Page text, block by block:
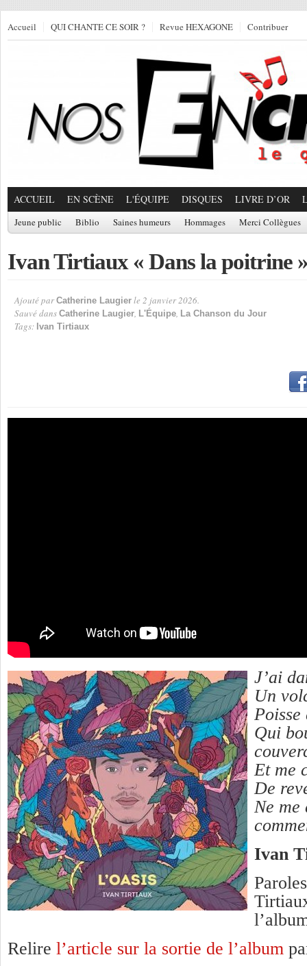
Accueil QUI CHANTE CE SOIR ? Revue HEXAGONE Contribuer
ACCUEIL EN SCÈNE L'ÉQUIPE DISQUES LIVRE D’OR
Jeune public Biblio Saines humeurs Hommages Merci Collègues
Ivan Tirtiaux « Dans la poitrine
Ajouté par Catherine Laugier le 2 janvier 2026.
Sauvé dans Catherine Laugier, L'Équipe, La Chanson du Jour
Tags: Ivan Tirtiaux
J’ai
Un
Qui
Et me
De
Ne me
Ivan
Relire l’article sur la sortie de l’album